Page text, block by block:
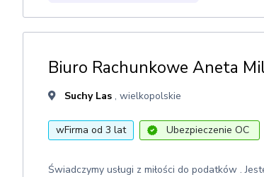
Biuro Rachunkowe Aneta
Suchy Las , wielkopolskie
wFirma od 3 lat Ubezpieczenie OC
Świadczymy usługi z miłości do podatków .